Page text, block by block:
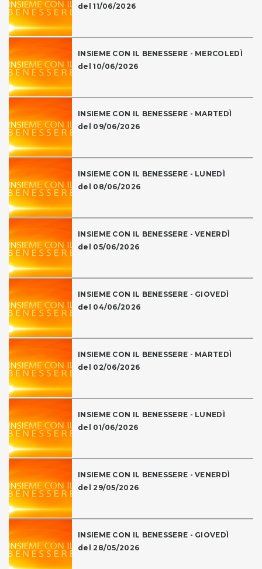
del 11/06/2026
INSIEME CON IL BENESSERE - MERCOLEDÌ
del 10/06/2026
INSIEME CON IL BENESSERE - MARTEDÌ
del 09/06/2026
INSIEME CON IL BENESSERE - LUNEDÌ
del 08/06/2026
INSIEME CON IL BENESSERE - VENERDÌ
del 05/06/2026
INSIEME CON IL BENESSERE - GIOVEDÌ
del 04/06/2026
INSIEME CON IL BENESSERE - MARTEDÌ
del 02/06/2026
INSIEME CON IL BENESSERE - LUNEDÌ
del 01/06/2026
INSIEME CON IL BENESSERE - VENERDÌ
del 29/05/2026
INSIEME CON IL BENESSERE - GIOVEDÌ
del 28/05/2026